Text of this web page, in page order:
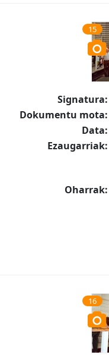
15
Signatura:
Dokumentu mota:
Data:
Ezaugarriak:
Oharrak:
16